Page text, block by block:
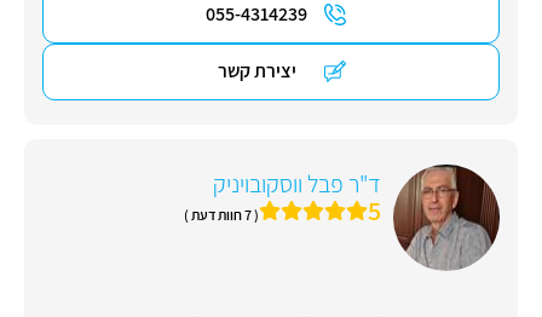
055-4314239
יצירת קשר
ד"ר פבל ווסקובויניק
5 ( 7 חוות דעת )